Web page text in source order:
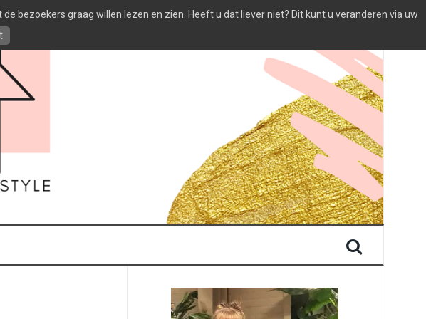
bezoekers graag willen lezen en zien. Heeft u dat liever niet? Dit kunt u veranderen via uw